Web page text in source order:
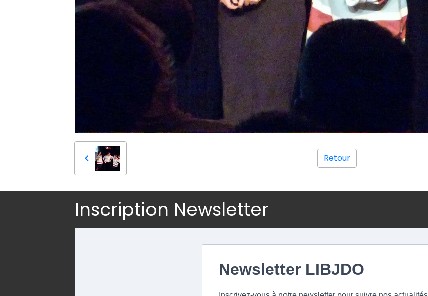
Retour
Inscription Newsletter
Newsletter LIBJDO